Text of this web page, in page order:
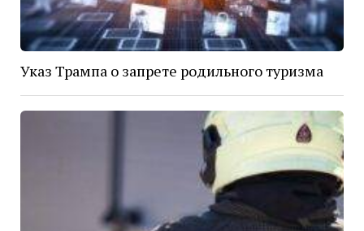
Указ Трампа о запрете родильного туризма